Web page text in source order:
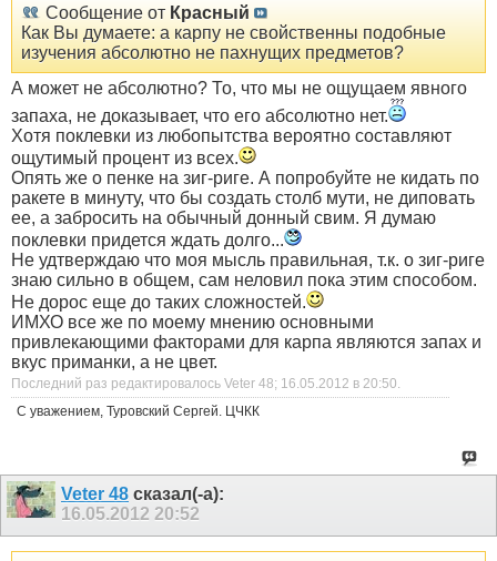
Сообщение от Красный
Как Вы думаете: а карпу не свойственны подобные
изучения абсолютно не пахнущих предметов?
А может не абсолютно? То, что мы не ощущаем явного
запаха, не доказывает, что его абсолютно нет.
Хотя поклевки из любопытства вероятно составляют
ощутимый процент из всех.
Опять же о пенке на зиг-риге. А попробуйте не кидать по
ракете в минуту, что бы создать столб мути, не диповать
ее, а забросить на обычный донный свим. Я думаю
поклевки придется ждать долго...
Не удтверждаю что моя мысль правильная, т.к. о зиг-риге
знаю сильно в общем, сам неловил пока этим способом.
Не дорос еще до таких сложностей.
ИМХО все же по моему мнению основными
привлекающими факторами для карпа являются запах и
вкус приманки, а не цвет.
Последний раз редактировалось Veter 48; 16.05.2012 в 20:50.
С уважением, Туровский Сергей. ЦЧКК
Veter 48 сказал(-а):
16.05.2012 20:52